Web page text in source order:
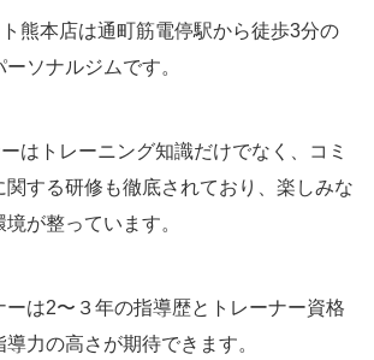
熊本店は通町筋電停駅から徒歩3分の
ソナルジムです。
はトレーニング知識だけでなく、コミ
関する研修も徹底されており、楽しみな
が整っています。
ーは2〜３年の指導歴とトレーナー資格
力の高さが期待できます。